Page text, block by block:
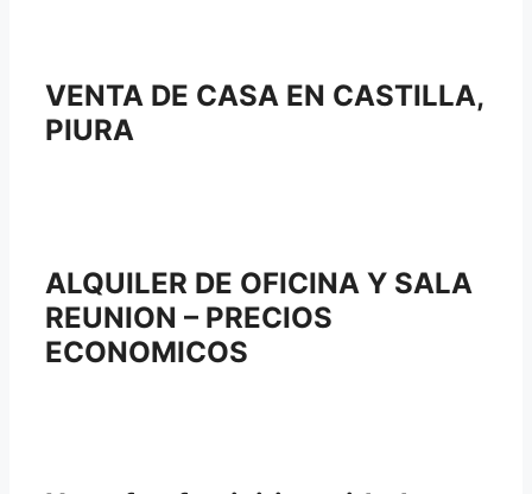
VENTA DE CASA EN CASTILLA,
PIURA
ALQUILER DE OFICINA Y SALA
REUNION – PRECIOS
ECONOMICOS